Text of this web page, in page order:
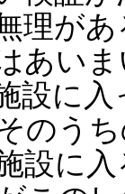
理が
あい
設に
のう
設に